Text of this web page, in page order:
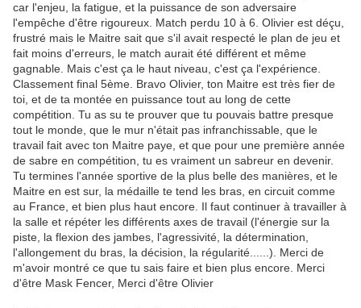
car l'enjeu, la fatigue, et la puissance de son adversaire
l'empêche d'être rigoureux. Match perdu 10 à 6. Olivier est déçu,
frustré mais le Maitre sait que s'il avait respecté le plan de jeu et
fait moins d'erreurs, le match aurait été différent et même
gagnable. Mais c'est ça le haut niveau, c'est ça l'expérience.
Classement final 5ème. Bravo Olivier, ton Maitre est très fier de
toi, et de ta montée en puissance tout au long de cette
compétition. Tu as su te prouver que tu pouvais battre presque
tout le monde, que le mur n'était pas infranchissable, que le
travail fait avec ton Maitre paye, et que pour une première année
de sabre en compétition, tu es vraiment un sabreur en devenir.
Tu termines l'année sportive de la plus belle des manières, et le
Maitre en est sur, la médaille te tend les bras, en circuit comme
au France, et bien plus haut encore. Il faut continuer à travailler à
la salle et répéter les différents axes de travail (l'énergie sur la
piste, la flexion des jambes, l'agressivité, la détermination,
l'allongement du bras, la décision, la régularité......). Merci de
m'avoir montré ce que tu sais faire et bien plus encore. Merci
d'être Mask Fencer, Merci d'être Olivier